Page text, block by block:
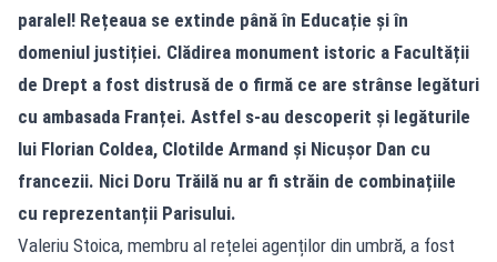
paralel! Rețeaua se extinde până în Educație și în
domeniul justiției. Clădirea monument istoric a Facultății
de Drept a fost distrusă de o firmă ce are strânse legături
cu ambasada Franței. Astfel s-au descoperit și legăturile
lui Florian Coldea, Clotilde Armand și Nicușor Dan cu
francezii. Nici Doru Trăilă nu ar fi străin de combinațiile
cu reprezentanții Parisului.
Valeriu Stoica, membru al rețelei agenților din umbră, a fost